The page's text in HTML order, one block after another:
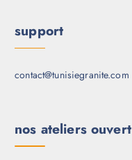
support
contact@tunisiegranite.com
nos ateliers ouvert